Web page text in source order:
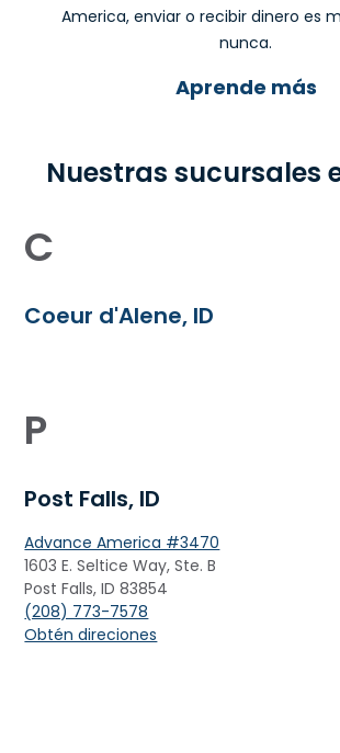
America, enviar o recibir dinero es
nunca.
Aprende más
Nuestras sucursales
C
Coeur d'Alene, ID
P
Post Falls, ID
Advance America #3470
1603 E. Seltice Way, Ste. B
Post Falls, ID 83854
(208) 773-7578
Obtén direciones